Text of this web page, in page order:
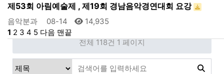
제53회 아림예술제 , 제19회 경남음악경연대회 요강
음악분과 08-14
14,935
1 2 3 4 5 다음 맨끝
전체 118건 1 페이지